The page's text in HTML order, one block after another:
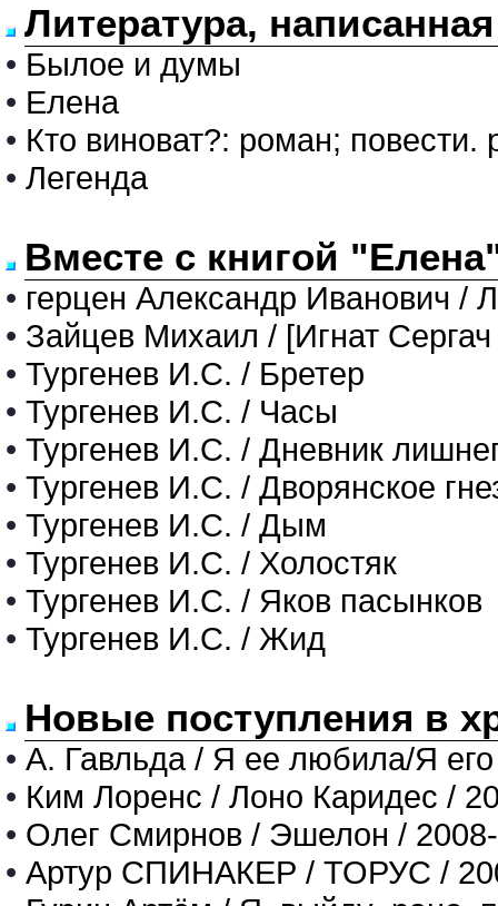
Литература,
• Былое и думы
• Елена
• Кто виноват?: роман; повести.
• Легенда
Вместе с книгой
• герцен Александр Иванович /
• Зайцев Михаил / [Игнат
• Тургенев И.С. / Бретер
• Тургенев И.С. / Часы
• Тургенев И.С. / Дневник
• Тургенев И.С. / Дворянское
• Тургенев И.С. / Дым
• Тургенев И.С. / Холостяк
• Тургенев И.С. / Яков пасынков
• Тургенев И.С. / Жид
Новые поступления в
• А. Гавльда / Я ее любила/Я
• Ким Лоренс / Лоно Каридес /
• Олег Смирнов / Эшелон /
• Артур СПИНАКЕР / ТОРУС /